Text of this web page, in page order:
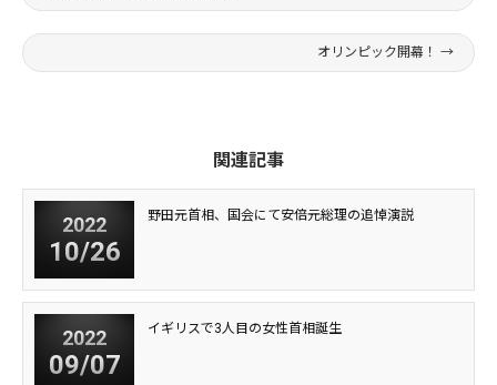
オリンピック開幕！ →
関連記事
2022
10/26
野田元首相、国会にて安倍元総理の追悼演説
2022
09/07
イギリスで3人目の女性首相誕生